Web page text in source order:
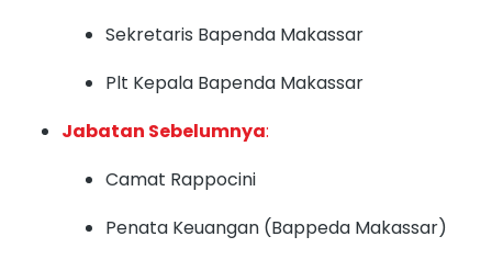
Sekretaris Bapenda Makassar
Plt Kepala Bapenda Makassar
Jabatan Sebelumnya:
Camat Rappocini
Penata Keuangan (Bappeda Makassar)